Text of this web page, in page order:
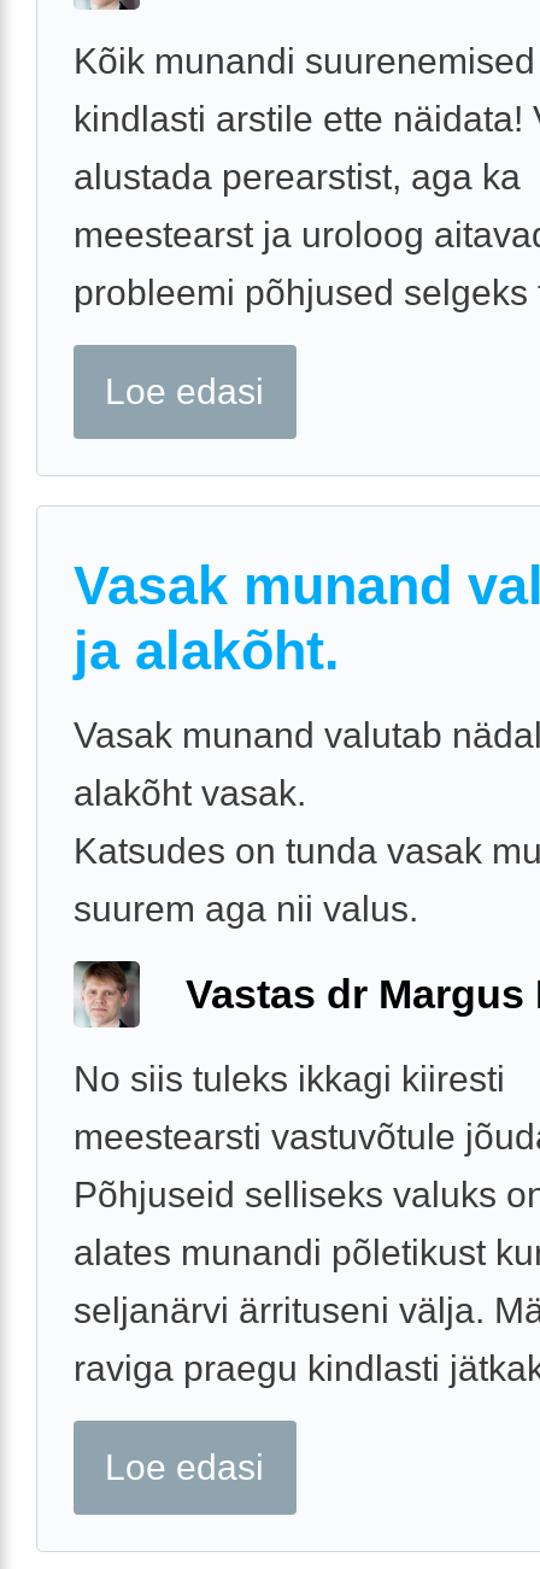
Kõik munandi
kindlasti arstile ette näidata!
alustada perearstist, aga ka
meestearst ja uroloog
probleemi põhjused selgeks
Loe edasi
Vasak munand
ja alakõht.
Vasak munand valutab
alakõht vasak.
Katsudes on tunda vasak
suurem aga nii valus.
Vastas dr Margus
No siis tuleks ikkagi kiiresti
meestearsti vastuvõtule
Põhjuseid selliseks valuks
alates munandi põletikust
seljanärvi ärrituseni välja.
raviga praegu kindlasti
Loe edasi